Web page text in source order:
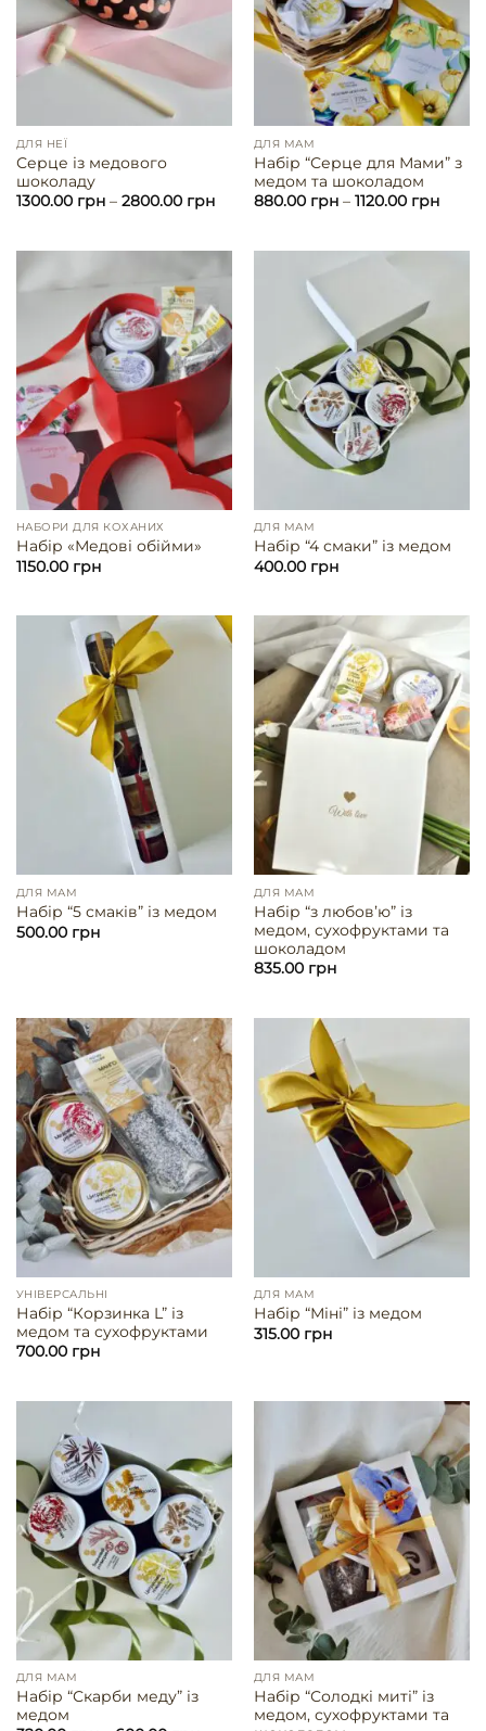
ДЛЯ НЕЇ
Серце із медового
шоколаду
1300.00 грн– 2800.00 грн
ДЛЯ МАМ
Набір “Серце для Мами” з
медом та шоколадом
880.00 грн– 1120.00 грн
НАБОРИ ДЛЯ КОХАНИХ
Набір «Медові обійми»
1150.00 грн
ДЛЯ МАМ
Набір “4 смаки” із медом
400.00 грн
ДЛЯ МАМ
Набір “5 смаків” із медом
500.00 грн
ДЛЯ МАМ
Набір “з любовʼю” із
медом, сухофруктами та
шоколадом
835.00 грн
УНІВЕРСАЛЬНІ
Набір “Корзинка L” із
медом та сухофруктами
700.00 грн
ДЛЯ МАМ
Набір “Міні” із медом
315.00 грн
ДЛЯ МАМ
Набір “Скарби меду” із
медом
ДЛЯ МАМ
Набір “Солодкі миті” із
медом, сухофруктами та